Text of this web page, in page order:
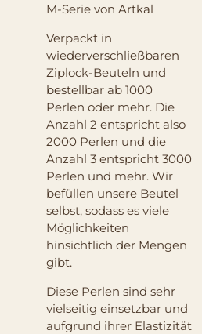
M-Serie von Artkal
Verpackt in
wiederverschließbaren
Ziplock-Beuteln und
bestellbar ab 1000
Perlen oder mehr. Die
Anzahl 2 entspricht also
2000 Perlen und die
Anzahl 3 entspricht 3000
Perlen und mehr. Wir
befüllen unsere Beutel
selbst, sodass es viele
Möglichkeiten
hinsichtlich der Mengen
gibt.
Diese Perlen sind sehr
vielseitig einsetzbar und
aufgrund ihrer Elastizität